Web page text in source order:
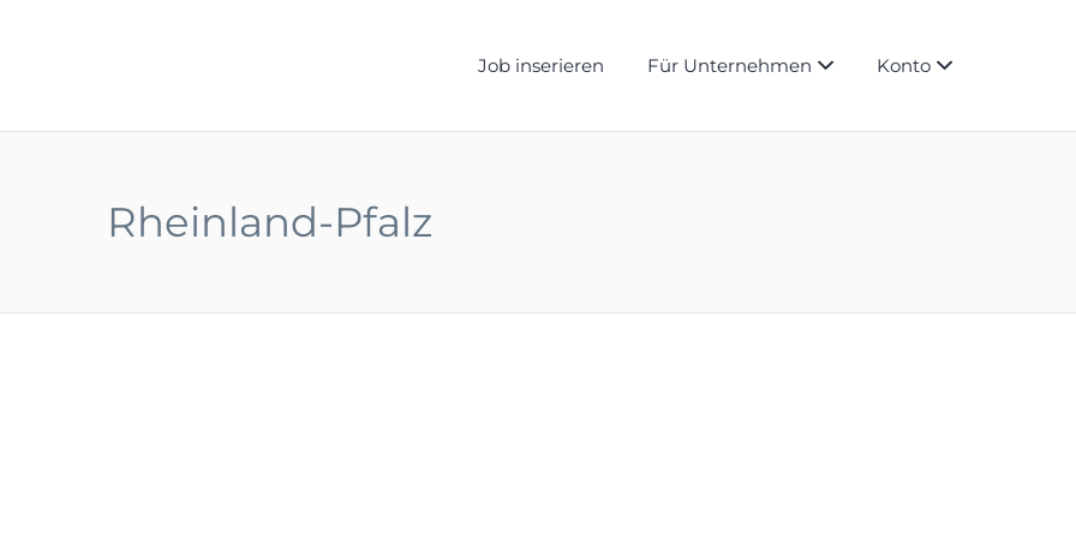
Job inserieren Für Unternehmen Konto
Rheinland-Pfalz